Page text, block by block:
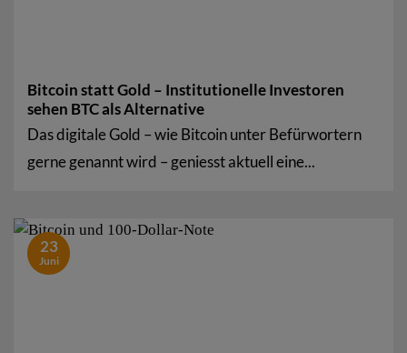
Bitcoin statt Gold – Institutionelle Investoren
sehen BTC als Alternative
Das digitale Gold – wie Bitcoin unter Befürwortern
gerne genannt wird – geniesst aktuell eine...
23
Juni